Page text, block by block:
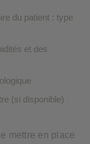
du patient : type
et des
(si disponible)
mettre en place